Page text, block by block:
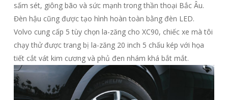
sấm sét, giông bão và sức mạnh trong thần thoại Bắc Âu.
Đèn hậu cũng được tạo hình hoàn toàn bằng đèn LED.
Volvo cung cấp 5 tùy chọn la-zăng cho XC90, chiếc xe mà tôi
chạy thử được trang bị la-zăng 20 inch 5 chấu kép với họa
tiết cắt vát kim cương và phủ đen nhám khá bắt mắt.